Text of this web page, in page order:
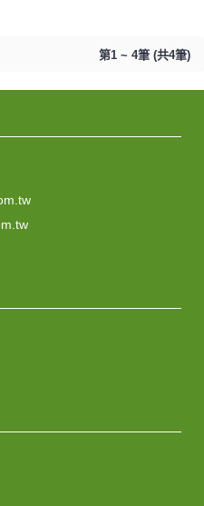
第1 ~ 4筆 (共4筆)